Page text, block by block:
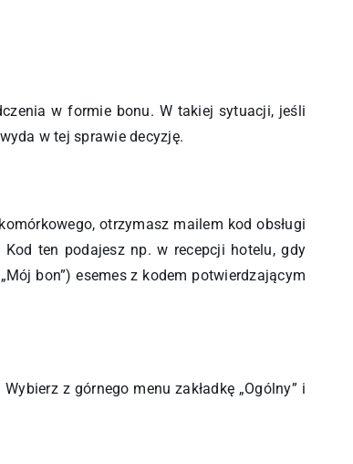
w formie bonu. W takiej sytuacji, jeśli
w tej sprawie decyzję.
otrzymasz mailem kod obsługi
Kod ten podajesz np. w recepcji hotelu, gdy
bon”) esemes z kodem potwierdzającym
z górnego menu zakładkę „Ogólny” i